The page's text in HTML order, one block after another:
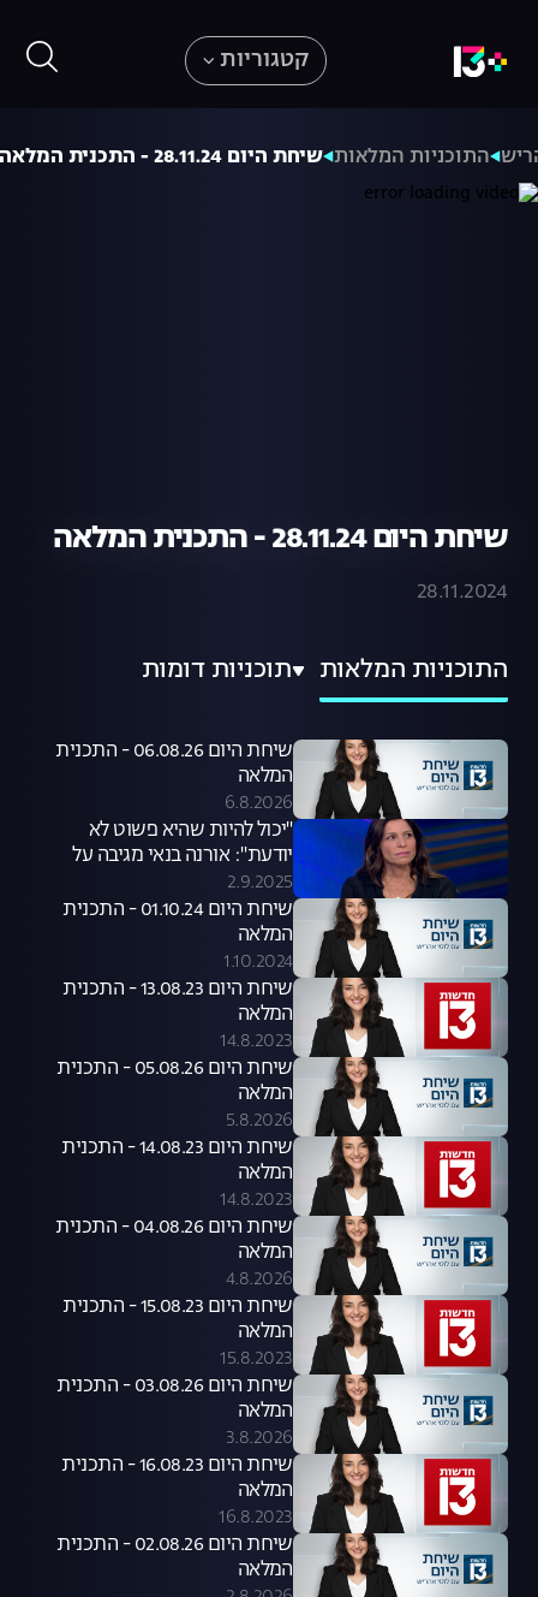
קטגוריות
התוכניות המלאות שיחת היום 28.11.24 - התכנית המלאה
שיחת היום 28.11.24 - התכנית המלאה
28.11.2024
התוכניות המלאות תוכניות דומות
שיחת היום 06.08.26 - התכנית
המלאה
6.8.2026
"יכול להיות שהיא פשוט לא
יודעת": אורנה בנאי מגיבה על
סערת קניית הכלבים שעוררה קרן
פלס
2.9.2025
שיחת היום 01.10.24 - התכנית
המלאה
1.10.2024
שיחת היום 13.08.23 - התכנית
המלאה
14.8.2023
שיחת היום 05.08.26 - התכנית
המלאה
5.8.2026
שיחת היום 14.08.23 - התכנית
המלאה
14.8.2023
שיחת היום 04.08.26 - התכנית
המלאה
4.8.2026
שיחת היום 15.08.23 - התכנית
המלאה
15.8.2023
שיחת היום 03.08.26 - התכנית
המלאה
3.8.2026
שיחת היום 16.08.23 - התכנית
המלאה
16.8.2023
שיחת היום 02.08.26 - התכנית
המלאה